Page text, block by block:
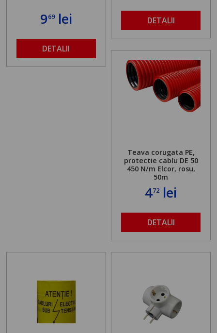
969lei
DETALII
DETALII
Teava corugata PE,
protectie cablu DE 50
450 N/m Elcor, rosu,
50m
472 lei
DETALII